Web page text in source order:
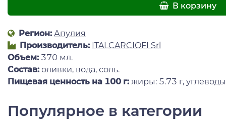
В корзину
Регион: Апулия
Производитель: ITALCARCIOFI Srl
Объем: 370 мл.
Состав: оливки, вода, соль.
Пищевая ценность на 100 г: жиры: 5.73 г,
Популярное в категории